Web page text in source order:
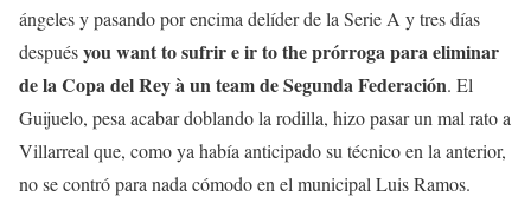
ángeles y pasando por encima delíder de la Serie A y tres días
despuésyou want to sufrir e ir to the prórroga para eliminar
de la Copa del Rey à un team de Segunda Federación. El
Guijuelo, pesa acabar doblando la rodilla, hizo pasar un mal rato a
Villarreal que, como ya había anticipado su técnico en la anterior,
no se contró para nada cómodo en el municipal Luis Ramos.